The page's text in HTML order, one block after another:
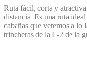
Ruta fácil, corta y
distancia. Es una ruta
cabañas que veremos a
trincheras de la L-2 de la